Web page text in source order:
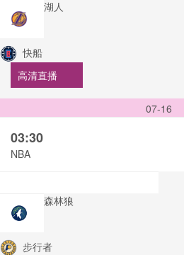
湖人
快船
高清直播
07-16
03:30
NBA
森林狼
步行者